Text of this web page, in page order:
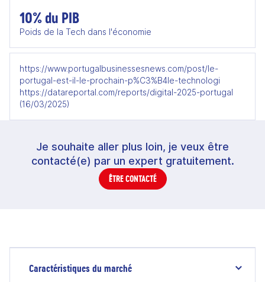
10% du PIB
Poids de la Tech dans l'économie
https://www.portugalbusinessesnews.com/post/le-
portugal-est-il-le-prochain-p%C3%B4le-technologi
https://datareportal.com/reports/digital-2025-portugal
(16/03/2025)
Je souhaite aller plus loin, je veux être
contacté(e) par un expert gratuitement.
ÊTRE CONTACTÉ
Caractéristiques du marché